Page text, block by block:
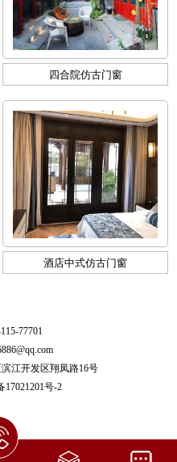
四合院仿古门窗
酒店中式仿古门窗
77701
江开发区翔凤路16号
17021201号-2